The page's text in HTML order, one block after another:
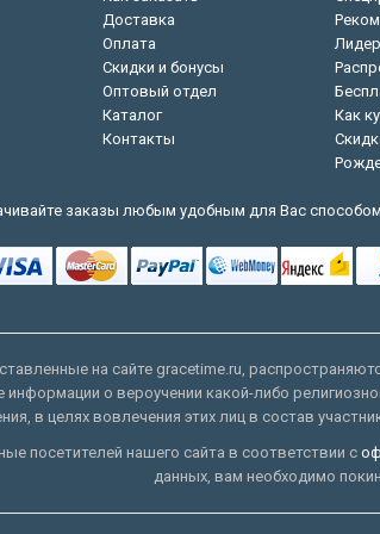
Доставка
Оплата
Скидки и бонусы
Оптовый отдел
Каталог
Контакты
Как
заказы любым удобным для Вас
на сайте gracetime.ru,
информации о вероучении какой-либо
в целях вовлечения этих лиц в состав
посетителей нашего сайта в соответствии с
данных, вам необходимо